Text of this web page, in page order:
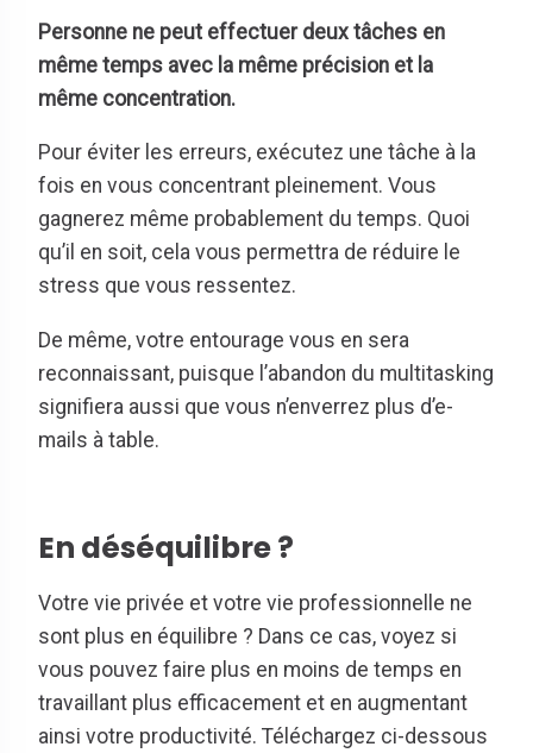
Personne ne peut effectuer deux tâches en
même temps avec la même précision et la
même concentration.
Pour éviter les erreurs, exécutez une tâche à la
fois en vous concentrant pleinement. Vous
gagnerez même probablement du temps. Quoi
qu’il en soit, cela vous permettra de réduire le
stress que vous ressentez.
De même, votre entourage vous en sera
reconnaissant, puisque l’abandon du multitasking
signifiera aussi que vous n’enverrez plus d’e-
mails à table.
En déséquilibre ?
Votre vie privée et votre vie professionnelle ne
sont plus en équilibre ? Dans ce cas, voyez si
vous pouvez faire plus en moins de temps en
travaillant plus efficacement et en augmentant
ainsi votre productivité. Téléchargez ci-dessous